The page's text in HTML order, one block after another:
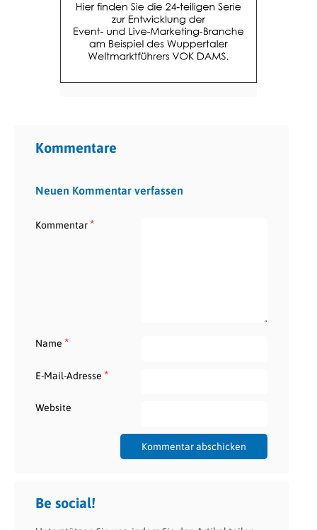
Kommentare
Neuen Kommentar verfassen
Kommentar*
Name *
E-Mail-Adresse *
Website
Be social!